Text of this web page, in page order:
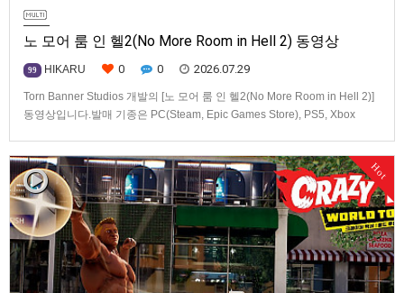
노 모어 룸 인 헬2(No More Room in Hell 2) 동영상
99 HIKARU 0 0 2026.07.29
Torn Banner Studios 개발의 [노 모어 룸 인 헬2(No More Room in Hell 2)]
동영상입니다.발매 기종은 PC(Steam, Epic Games Store), PS5, Xbox
Hot